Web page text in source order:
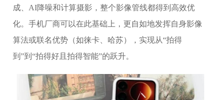
成、AI降噪和计算摄影，整个影像管线都得到高效优
化。手机厂商可以在此基础上，更自如地发挥自身影像
算法或联名优势（如徕卡、哈苏），实现从“拍得
到”到“拍得好且拍得智能”的跃升。